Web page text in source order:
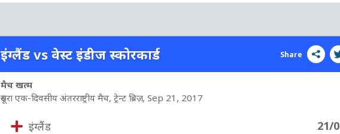
इंग्लैंड vs वेस्ट इंडीज स्कोरकार्ड Share
मैच खत्म
दूसरा एक-दिवसीय अंतरराष्ट्रीय मैच, ट्रेन्ट ब्रिज़, Sep 21, 2017
इंग्लैंड 21/0